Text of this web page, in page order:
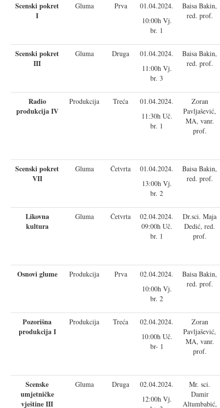
Scenski pokret
I
Gluma Prva
01.04.2024.
10:00h Vj.
br. 1
Baisa Bakin,
red. prof.
Scenski pokret
III
Gluma Druga
01.04.2024.
11:00h Vj.
br. 3
Baisa Bakin,
red. prof.
Radio
produkcija IV
Produkcija Treća
01.04.2024.
11:30h Uč.
br. 1
Zoran
Pavljašević,
MA, vanr.
prof.
Scenski pokret
VII
Gluma Četvrta
01.04.2024.
13:00h Vj.
br. 2
Baisa Bakin,
red. prof.
Likovna
kultura
Gluma Četvrta
02.04.2024.
09:00h Uč.
br. 1
Dr.sci. Maja
Dedić, red.
prof.
Osnovi glume Produkcija Prva
02.04.2024.
10:00h Vj.
br. 2
Baisa Bakin,
red. prof.
Pozorišna
produkcija I
Produkcija Treća
02.04.2024.
10:00h Uč.
br- 1
Zoran
Pavljašević,
MA, vanr.
prof.
Scenske
umjetničke
vještine III
Gluma Druga
02.04.2024.
12:00h Vj.
Mr. sci.
Damir
Altumbabić,